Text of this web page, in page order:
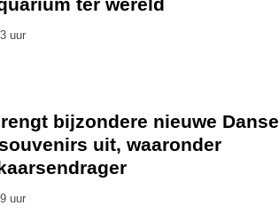
uur
bijzondere nieuwe Danse
uit, waaronder
uur